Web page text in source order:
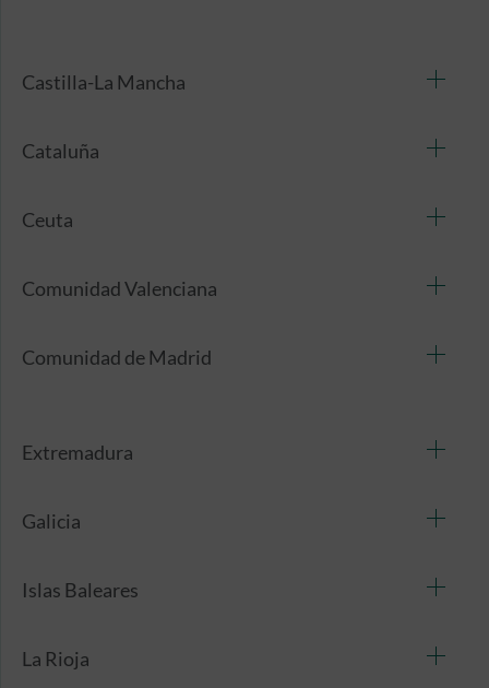
Castilla-La Mancha
Cataluña
Ceuta
Comunidad Valenciana
Comunidad de Madrid
Extremadura
Galicia
Islas Baleares
La Rioja